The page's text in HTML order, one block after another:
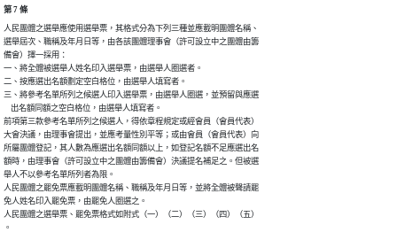
第 7 條
人民團體之選舉應使用選舉票，其格式分為下列三種並應載明團體名稱、
選舉屆次、職稱及年月日等，由各該團體理事會（許可設立中之團體由籌
備會）擇一採用：
一、將全體被選舉人姓名印入選舉票，由選舉人圈選者。
二、按應選出名額劃定空白格位，由選舉人填寫者。
三、將參考名單所列之候選人印入選舉票，由選舉人圈選，並預留與應選
    出名額同額之空白格位，由選舉人填寫者。
前項第三款參考名單所列之候選人，得依章程規定或經會員（會員代表）
大會決議，由理事會提出，並應考量性別平等；或由會員（會員代表）向
所屬團體登記，其人數為應選出名額同額以上，如登記名額不足應選出名
額時，由理事會（許可設立中之團體由籌備會）決議提名補足之。但被選
舉人不以參考名單所列者為限。
人民團體之罷免票應載明團體名稱、職稱及年月日等，並將全體被聲請罷
免人姓名印入罷免票，由罷免人圈選之。
人民團體之選舉票、罷免票格式如附式（一）（二）（三）（四）（五）
。